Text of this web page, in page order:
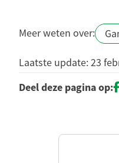
Meer weten over:
Laatste update: 23
Deel deze pagina op: